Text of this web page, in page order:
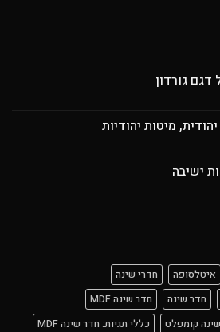
דגם גורדון
מיטות יהודיות
ישיבה
איטלסופה
חדרי שינה
חדר שינה
חדר שינה MDF
קומפלט
כללי תגיות: חדר שינה MDF